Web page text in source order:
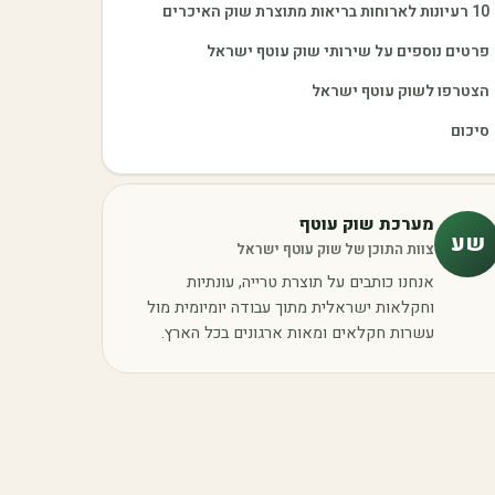
10 רעיונות לארוחות בריאות מתוצרת שוק האיכרים
פרטים נוספים על שירותי שוק עוטף ישראל
הצטרפו לשוק עוטף ישראל
סיכום
שע
מערכת שוק עוטף
צוות התוכן של שוק עוטף ישראל
אנחנו כותבים על תוצרת טרייה, עונתיות
וחקלאות ישראלית מתוך עבודה יומיומית מול
עשרות חקלאים ומאות ארגונים בכל הארץ.